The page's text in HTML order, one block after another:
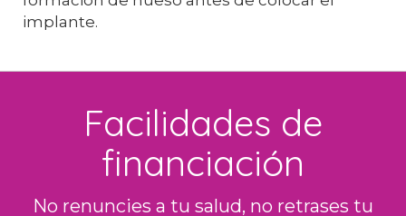
implante.
Facilidades de
financiación
No renuncies a tu salud, no retrases tu